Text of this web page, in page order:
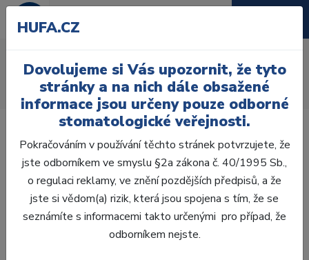
Úvod Ordinace Endodoncie
Endo nástroje
Nástroje na kavitu
Ultrazvukové nástroje
Laboratoř
Ordinace
HUFA.CZ
Dovolujeme si Vás upozornit, že tyto
stránky a na nich dále obsažené
informace jsou určeny pouze odborné
stomatologické veřejnosti.
Pokračováním v používání těchto stránek potvrzujete, že
jste odborníkem ve smyslu §2a zákona č. 40/1995 Sb.,
o regulaci reklamy, ve znění pozdějších předpisů, a že
jste si vědom(a) rizik, která jsou spojena s tím, že se
seznámíte s informacemi takto určenými pro případ, že
odborníkem nejste.